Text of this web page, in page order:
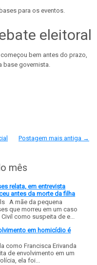
para os eventos.
eleitoral
bem antes do prazo,
base governista.
Postagem mais antiga →
mês
relata, em entrevista
antes da morte da filha
A mãe da pequena
que morreu em um caso
como suspeita de e...
em homicídio é
como Francisca Erivanda
de envolvimento em um
ela foi...